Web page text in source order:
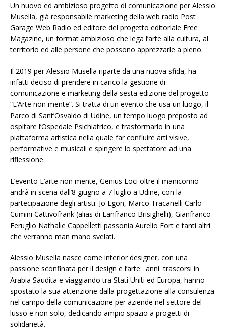
Un nuovo ed ambizioso progetto di comunicazione per Alessio
Musella, già responsabile marketing della web radio Post
Garage Web Radio ed editore del progetto editoriale Free
Magazine, un format ambizioso che lega l’arte alla cultura, al
territorio ed alle persone che possono apprezzarle a pieno.
Il 2019 per Alessio Musella riparte da una nuova sfida, ha
infatti deciso di prendere in carico la gestione di
comunicazione e marketing della sesta edizione del progetto
“L’Arte non mente”. Si tratta di un evento che usa un luogo, il
Parco di Sant’Osvaldo di Udine, un tempo luogo preposto ad
ospitare l’Ospedale Psichiatrico, e trasformarlo in una
piattaforma artistica nella quale far confluire arti visive,
performative e musicali e spingere lo spettatore ad una
riflessione.
L’evento L’arte non mente, Genius Loci oltre il manicomio
andrà in scena dall’8 giugno a 7 luglio a Udine, con la
partecipazione degli artisti: Jo Egon, Marco Tracanelli Carlo
Cumini Cattivofrank (alias di Lanfranco Brisighelli), Gianfranco
Feruglio Nathalie Cappelletti passonia Aurelio Fort e tanti altri
che verranno man mano svelati.
Alessio Musella nasce come interior designer, con una
passione sconfinata per il design e l’arte: anni trascorsi in
Arabia Saudita e viaggiando tra Stati Uniti ed Europa, hanno
spostato la sua attenzione dalla progettazione alla consulenza
nel campo della comunicazione per aziende nel settore del
lusso e non solo, dedicando ampio spazio a progetti di
solidarietà.